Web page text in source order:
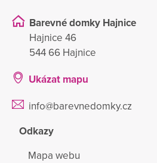
Barevné domky Hajnice
Hajnice 46
544 66 Hajnice
Ukázat mapu
info@barevnedomky.cz
Odkazy
Mapa webu